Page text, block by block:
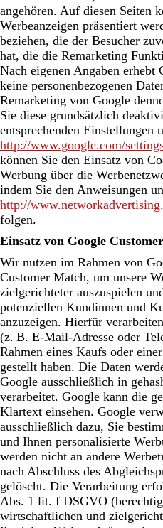
angehören. Auf diesen Seiten
Werbeanzeigen präsentiert
beziehen, die der Besucher
hat, die die Remarketing
Nach eigenen Angaben erhebt
keine personenbezogenen
Remarketing von Google
Sie diese grundsätzlich
entsprechenden Einstellungen
http://www.google.com/
können Sie den Einsatz von
Werbung über die
indem Sie den Anweisungen
http://
folgen.
Einsatz von Google
Wir nutzen im Rahmen von
Customer Match, um unsere
zielgerichteter auszuspielen
potenziellen Kundinnen und
anzuzeigen. Hierfür
(z. B. E-Mail-Adresse oder
Rahmen eines Kaufs oder
gestellt haben. Die Daten
Google ausschließlich in
verarbeitet. Google kann die
Klartext einsehen. Google
ausschließlich dazu, Sie
und Ihnen personalisierte
werden nicht an andere
nach Abschluss des
gelöscht. Die Verarbeitung
Abs. 1 lit. f DSGVO
wirtschaftlichen und